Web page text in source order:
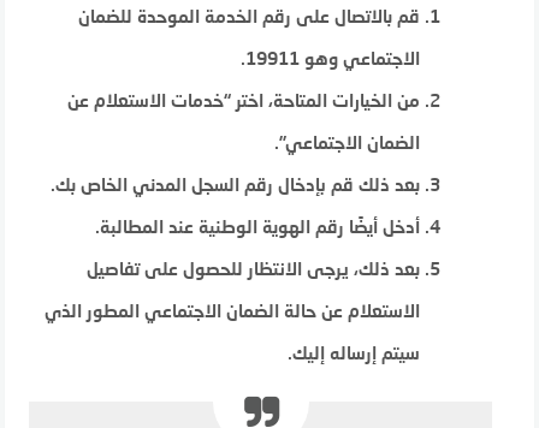
الاجتماعي وهو 19911.
الضمان الاجتماعي”.
بعد ذلك قم بإدخال رقم السجل المدني الخاص بك.
أدخل أيضًا رقم الهوية الوطنية عند المطالبة.
سيتم إرساله إليك.